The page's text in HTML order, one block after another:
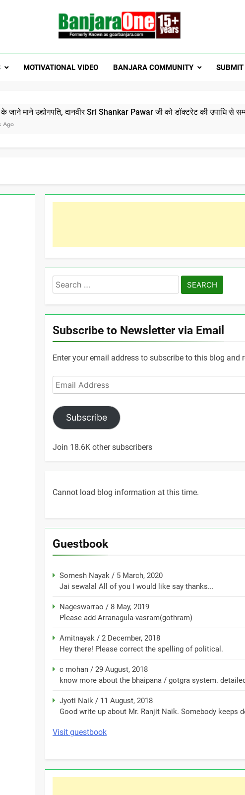
Welcome To
MOTIVATIONAL VIDEO BANJARA COMMUNITY SUBMIT
दानवीर Sri Shankar Pawar जी को डॉक्टरेट की उपाधि से सम्मानित होने पर
Search
for:
Subscribe to Newsletter via Email
Enter your email address to subscribe to this blog
Email
Address
Subscribe
Join 18.6K other subscribers
Cannot load blog information at this time.
Guestbook
Somesh Nayak / 5 March, 2020
Jai sewalal All of you I would like say thanks...
Nageswarrao / 8 May, 2019
Please add Arranagula-vasram(gothram)
Amitnayak / 2 December, 2018
Hey there! Please correct the spelling of political.
c mohan / 29 August, 2018
know more about the bhaipana / gotgra system.
Jyoti Naik / 11 August, 2018
Good write up about Mr. Ranjit Naik. Somebody keeps
Visit guestbook